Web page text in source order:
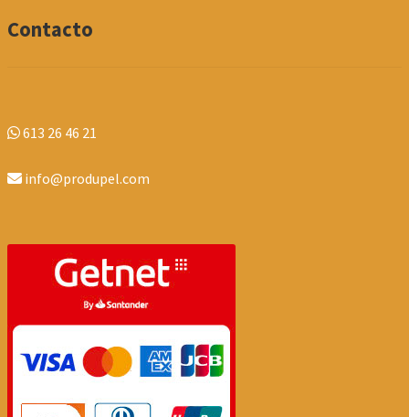
Contacto
613 26 46 21
info@produpel.com